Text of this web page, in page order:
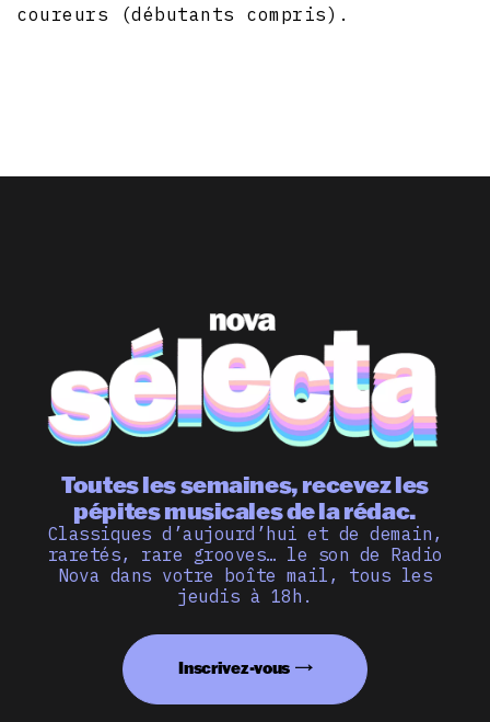
coureurs (débutants compris).
Toutes les semaines, recevez les
pépites musicales de la rédac.
Classiques d’aujourd’hui et de demain,
raretés, rare grooves… le son de Radio
Nova dans votre boîte mail, tous les
jeudis à 18h.
Inscrivez-vous